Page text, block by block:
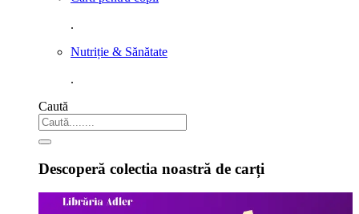
.
Nutriție & Sănătate
.
Caută
Descoperă colectia noastră de carți